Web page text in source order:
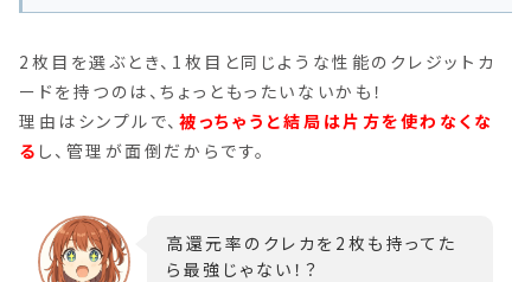
2枚目を選ぶとき、1枚目と同じような性能のクレジットカ
ードを持つのは、ちょっともったいないかも！
理由はシンプルで、被っちゃうと結局は片方を使わなくな
る し、管理が面倒だからです。
高還元率のクレカを2枚も持ってた
ら最強じゃない！？